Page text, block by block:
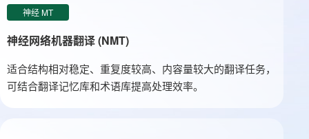
神经 MT
神经网络机器翻译 (NMT)
适合结构相对稳定、重复度较高、内容量较大的翻译任务，
可结合翻译记忆库和术语库提高处理效率。